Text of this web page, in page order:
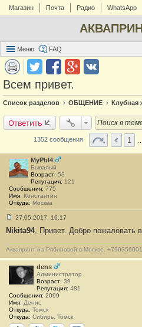
Магазин Почта Радио WhatsApp
Меню FAQ
Всем привет.
Список разделов ОБЩЕНИЕ Клубная
Ответить
1352 сообщения 1
MyPbl4
Бывалый
Возраст: 53
Репутация: 121
Сообщения: 775
Имя: Константин
Откуда: Москва
о
б
щ
е
н
#
1
3
0
1
27.05.2017, 16:17
Nikita94, Привет. Добро пожаловать
Аквапринт на Рябиновой в Москве.
dens
Администратор
Возраст: 39
Репутация: 481
Сообщения: 2099
Имя: Денис
Откуда: Томск
Откуда: Сибирь, Томск